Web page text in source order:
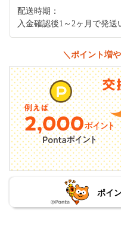
配送時期：
入金確認後1～2ヶ月で発送
＼ポイント増
ポイ